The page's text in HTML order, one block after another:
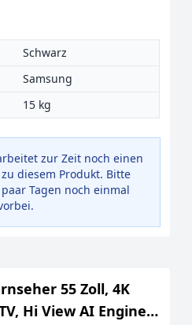
Schwarz
Samsung
15 kg
zur Zeit noch einen
diesem Produkt. Bitte
Tagen noch einmal
55 Zoll, 4K
Hi View AI Engine,